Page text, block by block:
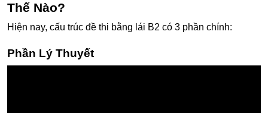
Thế Nào?
Hiện nay, cấu trúc đề thi bằng lái B2 có 3 phần chính:
Phần Lý Thuyết